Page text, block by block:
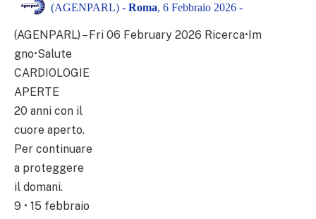
(AGENPARL) - Roma, 6 Febbraio 2026 -
(AGENPARL) – Fri 06 February 2026 Ricerca•Im
gno•Salute
CARDIOLOGIE
APERTE
20 anni con il
cuore aperto.
Per continuare
a proteggere
il domani.
9 • 15 febbraio